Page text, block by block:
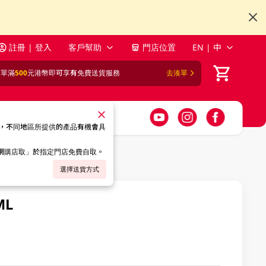
註冊 | 登入 客戶幫助 門店位置 EN | 中
滿500元港幣即可享有免費送貨服務 去湊單
不同地區所提供的產品有機會具
店取」於指定門店免費自取。
選擇送貨方式